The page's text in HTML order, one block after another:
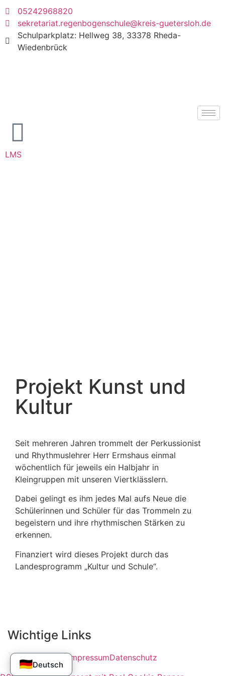
05242968820
sekretariat.regenbogenschule@kreis-guetersloh.de
Schulparkplatz: Hellweg 38, 33378 Rheda-
Wiedenbrück
LMS
Projekt Kunst und
Kultur
Seit mehreren Jahren trommelt der Perkussionist
und Rhythmuslehrer Herr Ermshaus einmal
wöchentlich für jeweils ein Halbjahr in
Kleingruppen mit unseren Viertklässlern.
Dabei gelingt es ihm jedes Mal aufs Neue die
Schülerinnen und Schüler für das Trommeln zu
begeistern und ihre rhythmischen Stärken zu
erkennen.
Finanziert wird dieses Projekt durch das
Landesprogramm „Kultur und Schule“.
Wichtige Links
ImpressumDatenschutz
🇩🇪Deutsch